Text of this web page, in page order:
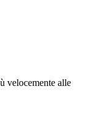
velocemente alle